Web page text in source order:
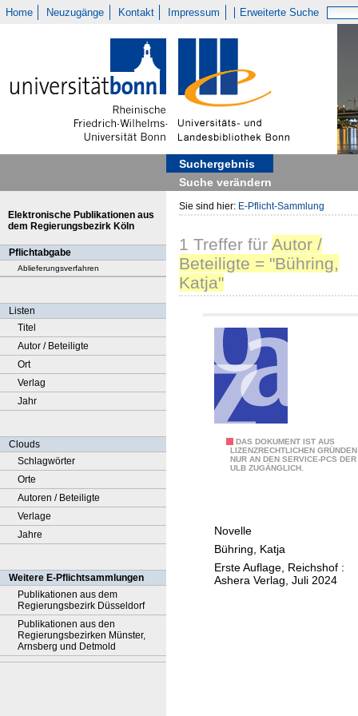
Home Neuzugänge Kontakt Impressum Erweiterte Suche
Suchergebnis
Suche verändern
Elektronische Publikationen aus
dem Regierungsbezirk Köln
Pflichtabgabe
Ablieferungsverfahren
Listen
Titel
Autor / Beteiligte
Ort
Verlag
Jahr
Clouds
Schlagwörter
Orte
Autoren / Beteiligte
Verlage
Jahre
Weitere E-Pflichtsammlungen
Publikationen aus dem
Regierungsbezirk Düsseldorf
Publikationen aus den
Regierungsbezirken Münster,
Arnsberg und Detmold
Sie sind hier: E-Pflicht-Sammlung
1 Treffer für Autor /
Beteiligte = "Bühring,
Katja"
DAS DOKUMENT IST AUS
LIZENZRECHTLICHEN GRÜNDEN
NUR AN DEN SERVICE-PCS DER
ULB ZUGÄNGLICH.
e
m
y
Novelle
Bühring, Katja
Erste Auflage, Reichshof :
Ashera Verlag, Juli 2024